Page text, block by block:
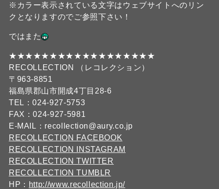
※カラー表示されている文字はウェブサイトへのリン
クとなりますのでご参照下さい！
ではまた
★★★★★★★★★★★★★★★★★★
RECOLLECTION （レコレクション）
〒963-8851
福島県郡山市開成4丁目28-6
TEL：024-927-5753
FAX：024-927-5981
E-MAIL：recollection@aury.co.jp
RECOLLECTION FACEBOOK
RECOLLECTION INSTAGRAM
RECOLLECTION TWITTER
RECOLLECTION TUMBLR
HP： http://www.recollection.jp/